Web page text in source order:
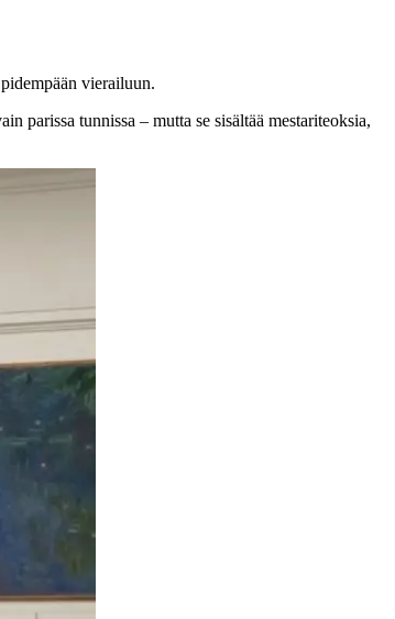
vierailuun.
parissa tunnissa – mutta se sisältää mestariteoksia,